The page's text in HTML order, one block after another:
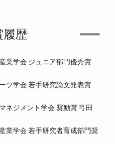
履歴
業学会 ジュニア部門優秀賞
ツ学会 若手研究論文発表賞
ネジメント学会 奨励賞 弓田
業学会 若手研究者育成部門奨